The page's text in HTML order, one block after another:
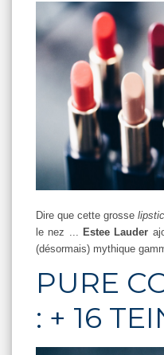
Dire que cette grosse
le nez ... Estee Lauder
(désormais) mythique
PURE
: + 16